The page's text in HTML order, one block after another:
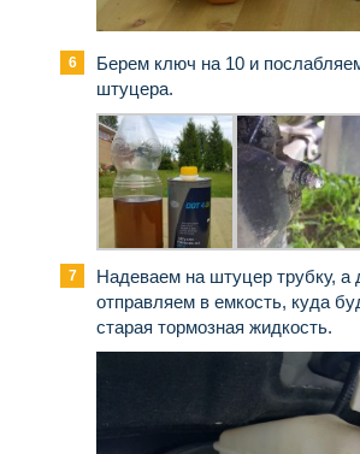
Берем ключ на 10 и
штуцера.
Надеваем на штуцер трубку, а
отправляем в емкость, куда
старая тормозная жидкость.